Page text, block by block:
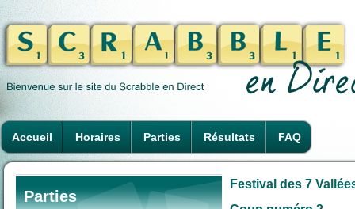
Accueil Horaires Parties Résultats FAQ
Parties
Festival des 7